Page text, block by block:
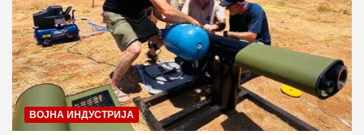
ВОЈНА ИНДУСТРИЈА